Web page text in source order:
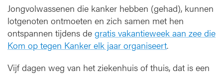
Jongvolwassenen die kanker hebben (gehad), kunnen
lotgenoten ontmoeten en zich samen met hen
ontspannen tijdens de gratis vakantieweek aan zee die
Kom op tegen Kanker elk jaar organiseert.
Vijf dagen weg van het ziekenhuis of thuis, dat is een